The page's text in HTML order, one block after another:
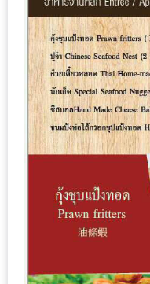
FAIR
2017
เชียงใหม่
จัด
เต็ม
กับ
ร้าน
หมู
กระทะ
เชียงใหม่